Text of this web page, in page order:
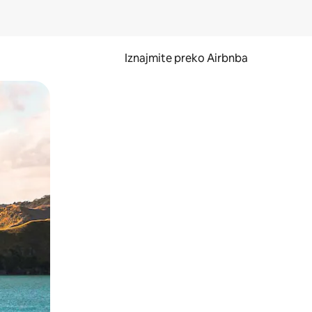
Iznajmite preko Airbnba
prstom po zaslonu.